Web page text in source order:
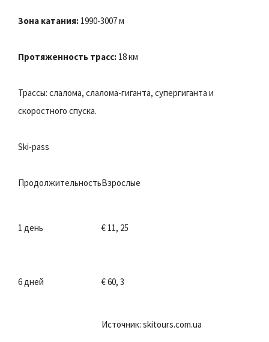
Зона катания: 1990-3007 м
Протяженность трасс: 18 км
Трассы: слалома, слалома-гиганта, супергиганта и
скоростного спуска.
Ski-pass
ПродолжительностьВзрослые
1 день € 11, 25
6 дней € 60, 3
Источник: skitours.com.ua